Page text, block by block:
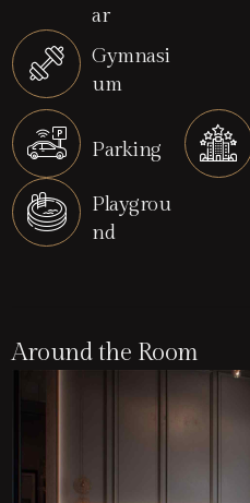
ar
Gymnasi
um
Parking
Playgrou
nd
Around the Room